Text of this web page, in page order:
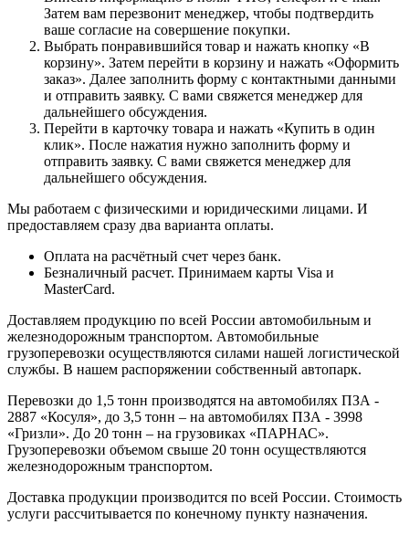
Затем вам перезвонит менеджер, чтобы подтвердить
ваше согласие на совершение покупки.
Выбрать понравившийся товар и нажать кнопку «В
корзину». Затем перейти в корзину и нажать «Оформить
заказ». Далее заполнить форму с контактными данными
и отправить заявку. С вами свяжется менеджер для
дальнейшего обсуждения.
Перейти в карточку товара и нажать «Купить в один
клик». После нажатия нужно заполнить форму и
отправить заявку. С вами свяжется менеджер для
дальнейшего обсуждения.
Мы работаем с физическими и юридическими лицами. И
предоставляем сразу два варианта оплаты.
Оплата на расчётный счет через банк.
Безналичный расчет. Принимаем карты Visa и
MasterCard.
Доставляем продукцию по всей России автомобильным и
железнодорожным транспортом. Автомобильные
грузоперевозки осуществляются силами нашей логистической
службы. В нашем распоряжении собственный автопарк.
Перевозки до 1,5 тонн производятся на автомобилях ПЗА -
2887 «Косуля», до 3,5 тонн – на автомобилях ПЗА - 3998
«Гризли». До 20 тонн – на грузовиках «ПАРНАС».
Грузоперевозки объемом свыше 20 тонн осуществляются
железнодорожным транспортом.
Доставка продукции производится по всей России. Стоимость
услуги рассчитывается по конечному пункту назначения.